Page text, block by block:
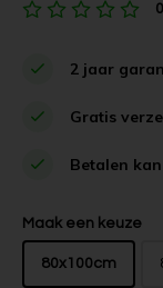
2 jaar
Gratis
Betalen
Maak een keuze
80x100cm